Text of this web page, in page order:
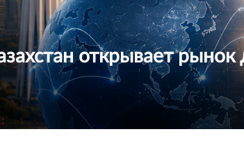
открывает рынок